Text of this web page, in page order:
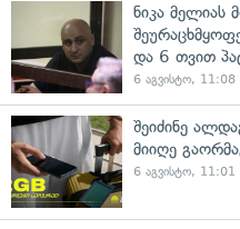
ნიკა მელიას
და 6 თვით
6 აგვისტო, 11:08
შეიძინე
მიიღე
6 აგვისტო, 11:01